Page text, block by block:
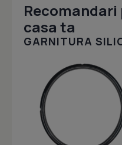
casa ta
GARNITURA